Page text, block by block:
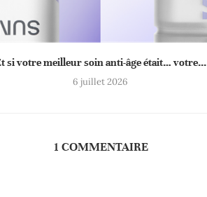
si votre meilleur soin anti-âge était… votre...
6 juillet 2026
1 COMMENTAIRE